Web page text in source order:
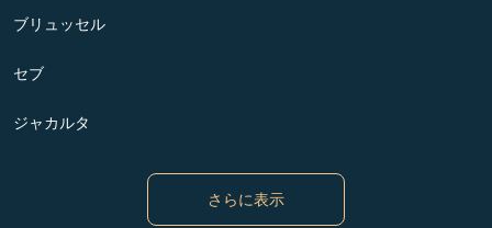
ブリュッセル
セブ
ジャカルタ
さらに表示